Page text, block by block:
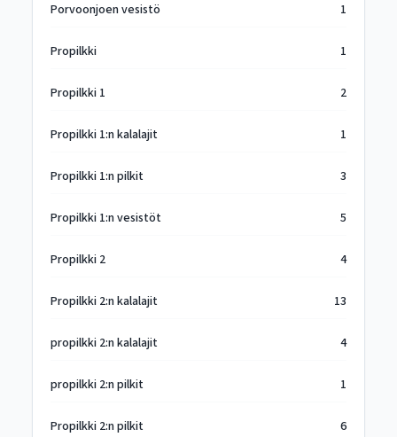
Porvoonjoen vesistö 1
Propilkki 1
Propilkki 1 2
Propilkki 1:n kalalajit 1
Propilkki 1:n pilkit 3
Propilkki 1:n vesistöt 5
Propilkki 2 4
Propilkki 2:n kalalajit 13
propilkki 2:n kalalajit 4
propilkki 2:n pilkit 1
Propilkki 2:n pilkit 6